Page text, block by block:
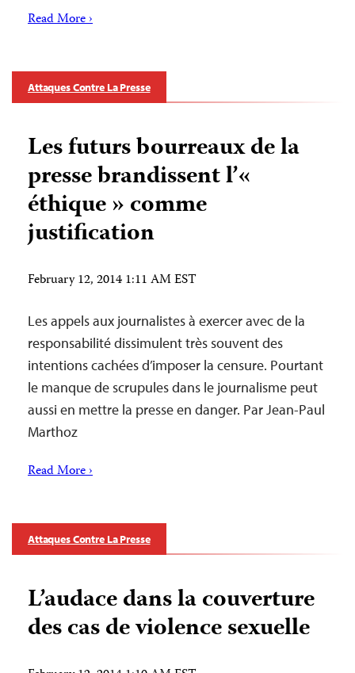
Read More ›
Attaques Contre La Presse
Les futurs bourreaux de la
presse brandissent l’«
éthique » comme
justification
February 12, 2014 1:11 AM EST
Les appels aux journalistes à exercer avec de la
responsabilité dissimulent très souvent des
intentions cachées d’imposer la censure. Pourtant
le manque de scrupules dans le journalisme peut
aussi en mettre la presse en danger. Par Jean-Paul
Marthoz
Read More ›
Attaques Contre La Presse
L’audace dans la couverture
des cas de violence sexuelle